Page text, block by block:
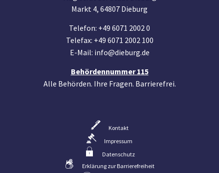
Markt 4, 64807 Dieburg
Telefon: +49 6071 2002 0
Telefax: +49 6071 2002 100
E-Mail: info@dieburg.de
Behördennummer 115
Alle Behörden. Ihre Fragen. Barrierefrei.
Kontakt
Impressum
Datenschutz
Erklärung zur Barrierefreiheit